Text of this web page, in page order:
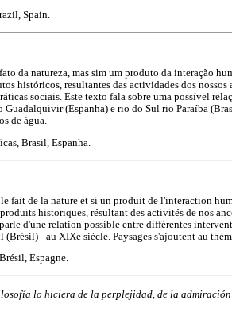
Spain.
da natureza, mas sim um produto da interação
históricos, resultantes das actividades dos nossos
sociais. Este texto fala sobre uma possível
Guadalquivir (Espanha) e rio do Sul rio Paraíba
de água.
Brasil, Espanha.
fait de la nature et si un produit de l'interaction
historiques, résultant des activités de nos
d'une relation possible entre différentes
au XIXe siècle. Paysages s'ajoutent au
Espagne.
lo hiciera de la perplejidad, de la admiración